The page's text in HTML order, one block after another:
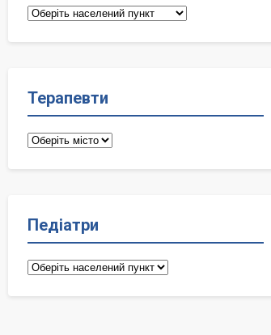
Сімейні
Терапевти
Терапевти
Педіатри
Педіатри